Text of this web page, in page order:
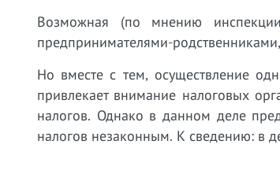
Возможная (по мнению
предпринимателями-
Но вместе с тем, осуществление
привлекает внимание налоговых
налогов. Однако в данном деле
налогов незаконным. К сведению: в